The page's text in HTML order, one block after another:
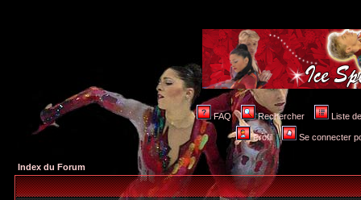
FAQ Rechercher Liste
Profil Se connecter
Index du Forum